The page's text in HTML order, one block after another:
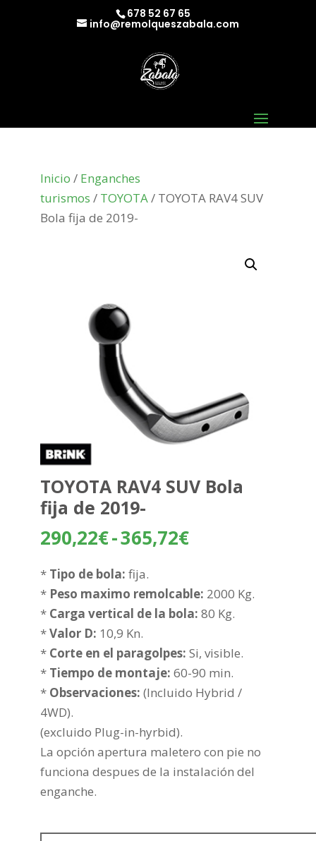
678 52 67 65
info@remolqueszabala.com
Inicio / Enganches
turismos / TOYOTA/ TOYOTA RAV4 SUV
Bola fija de 2019-
TOYOTA RAV4 SUV Bola
fija de 2019-
290,22€-365,72€Rango
desde
290,22€
365,72€
* Tipo de bola: fija.
* Peso maximo remolcable: 2000 Kg.
* Carga vertical de la bola: 80 Kg.
*Valor D: 10,9 Kn.
* Corte en el paragolpes: Si, visible.
* Tiempo de montaje: 60-90 min.
* Observaciones: (Incluido Hybrid /
4WD).
(excluido Plug-in-hyrbid).
La opción apertura maletero con pie no
funciona despues de la instalación del
enganche.